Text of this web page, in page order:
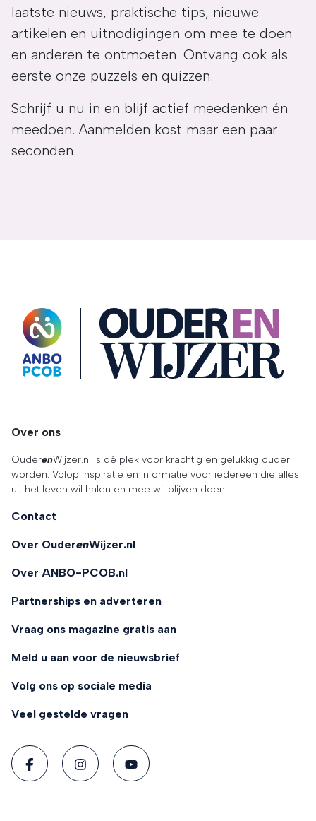
laatste nieuws, praktische tips, nieuwe
artikelen en uitnodigingen om mee te doen
en anderen te ontmoeten. Ontvang ook als
eerste onze puzzels en quizzen.
Schrijf u nu in en blijf actief meedenken én
meedoen. Aanmelden kost maar een paar
seconden.
OuderENwijzer
Over ons
OuderenWijzer.nl is dé plek voor krachtig en gelukkig ouder
worden. Volop inspiratie en informatie voor iedereen die alles
uit het leven wil halen en mee wil blijven doen.
Contact
Over OuderenWijzer.nl
Over ANBO-PCOB.nl
Partnerships en adverteren
Vraag ons magazine gratis aan
Meld u aan voor de nieuwsbrief
Volg ons op sociale media
Veel gestelde vragen